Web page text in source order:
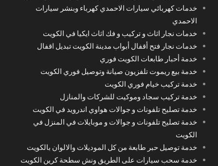
خدمات كهربائي سيارات الاحمدي كهرباء وبنشر سيارات
الاحمدي
خدمات نجار اثاث و تركيب و فك اثاث ايكيا في الكويت
خدمات نجار فتح أقفال أبواب مدينة الكويت تبديل اقفال
خدمة أحبار طابعات الكويت فوري
خدمة بيع ريموت تلفزيون صيانة وتوصيل فوري الكويت
خدمة تركيب خيام فوري الكويت
خدمة تركيب سجاد وموكيت للشركات والمنازل
خدمة تصليح تلفونات و جوالات هواوي اندرويد في الكويت
خدمة تصليح تلفونات و جوالات و موبايلات في المنزل في
الكويت
خدمة توصيل حبر طابعة من كل الموديلات والالوان بالكويت
خدمة سحب سيارات على الطريق ونش سطحة كرين الكويت